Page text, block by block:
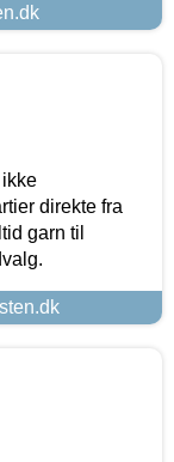
direkte fra
garn til